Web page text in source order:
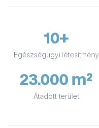
10+
Egészségügyi létesítmény
23.000 m²
Átadott terület